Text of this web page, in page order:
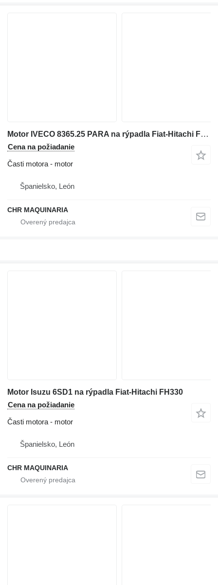
Motor IVECO 8365.25 PARA na rýpadla Fiat-Hitachi FH220
Cena na požiadanie
Časti motora - motor
Španielsko, León
CHR MAQUINARIA
Motor Isuzu 6SD1 na rýpadla Fiat-Hitachi FH330
Cena na požiadanie
Časti motora - motor
Španielsko, León
CHR MAQUINARIA